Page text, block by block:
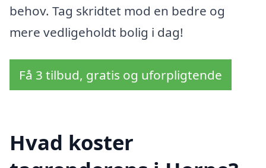
behov. Tag skridtet mod en bedre og
mere vedligeholdt bolig i dag!
Få 3 tilbud, gratis og uforpligtende
Hvad koster